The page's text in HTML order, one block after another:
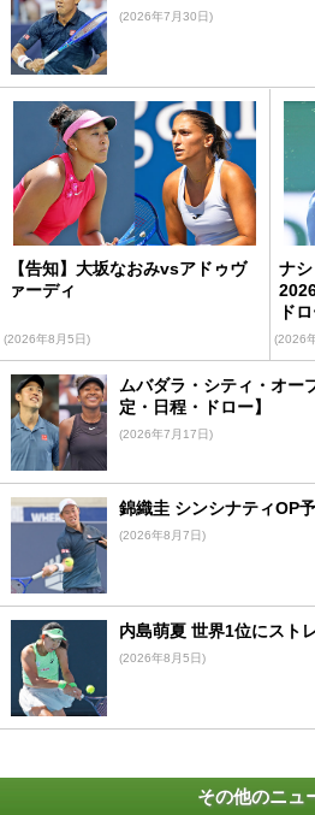
(2026年7月30日)
【告知】大坂なおみvsアドゥヴ
ァーディ
(2026年8月5日)
ナ
ドロ
(2026
ムバダラ・シティ・オー
定・日程・ドロー】
(2026年7月17日)
錦織圭 シンシナティOP
(2026年8月7日)
内島萌夏 世界1位にスト
(2026年8月5日)
その他のニュ